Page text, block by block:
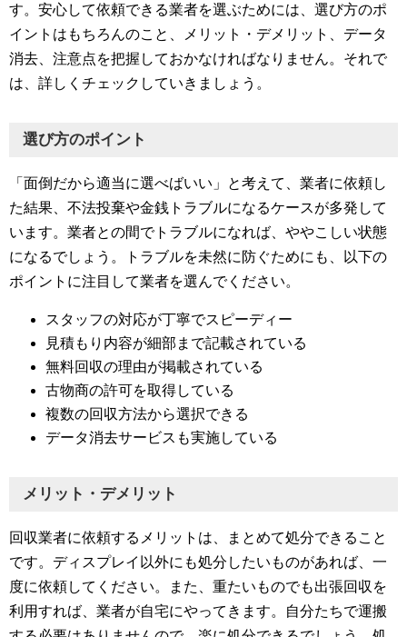
す。安心して依頼できる業者を選ぶためには、選び方のポ
イントはもちろんのこと、メリット・デメリット、データ
消去、注意点を把握しておかなければなりません。それで
は、詳しくチェックしていきましょう。
選び方のポイント
「面倒だから適当に選べばいい」と考えて、業者に依頼し
た結果、不法投棄や金銭トラブルになるケースが多発して
います。業者との間でトラブルになれば、ややこしい状態
になるでしょう。トラブルを未然に防ぐためにも、以下の
ポイントに注目して業者を選んでください。
スタッフの対応が丁寧でスピーディー
見積もり内容が細部まで記載されている
無料回収の理由が掲載されている
古物商の許可を取得している
複数の回収方法から選択できる
データ消去サービスも実施している
メリット・デメリット
回収業者に依頼するメリットは、まとめて処分できること
です。ディスプレイ以外にも処分したいものがあれば、一
度に依頼してください。また、重たいものでも出張回収を
利用すれば、業者が自宅にやってきます。自分たちで運搬